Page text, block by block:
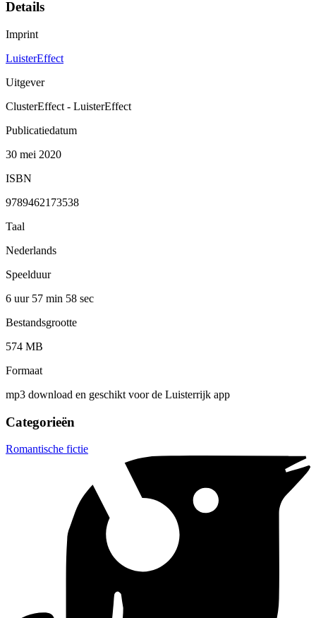
Details
Imprint
LuisterEffect
Uitgever
ClusterEffect - LuisterEffect
Publicatiedatum
30 mei 2020
ISBN
9789462173538
Taal
Nederlands
Speelduur
6 uur 57 min 58 sec
Bestandsgrootte
574 MB
Formaat
mp3 download en geschikt voor de Luisterrijk app
Categorieën
Romantische fictie